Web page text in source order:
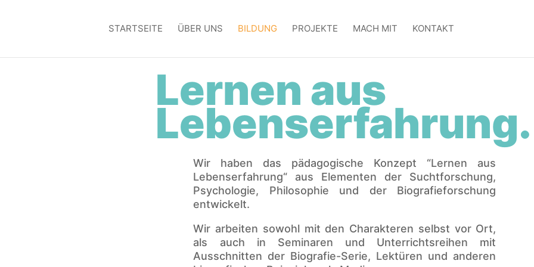
STARTSEITE ÜBER UNS BILDUNG PROJEKTE MACH MIT KONTAKT
Lernen aus
Lebenserfahrung.
Wir haben das pädagogische Konzept “Lernen aus
Lebenserfahrung“ aus Elementen der Suchtforschung,
Psychologie, Philosophie und der Biografieforschung
entwickelt.
Wir arbeiten sowohl mit den Charakteren selbst vor Ort,
als auch in Seminaren und Unterrichtsreihen mit
Ausschnitten der Biografie-Serie, Lektüren und anderen